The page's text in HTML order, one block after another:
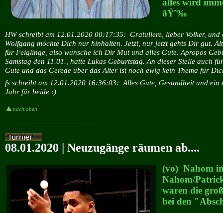
ðŸ˜‰
HW schreibt am 12.01.2020 00:17:35: Gratuliere, lieber Volker, und
Wolfgang möchte Dich nur hinhalten. Jetzt, nur jetzt gehts Dir gut.
für Feiglinge, also wünsche ich Dir Mut und alles Gute. Apropos
Samstag den 11.01., hatte Lukas Geburtstag. An dieser Stelle auch
Gute und das Gerede über das Alter ist noch ewig kein Thema für
fs schreibt am 12.01.2020 16:36:03: Alles Gute, Gesundheit und ein
Jahr für beide :)
nach oben
08.01.2020 | Neuzugänge räumen ab....
(vo) Nahom
Nahom/
waren die
bei den